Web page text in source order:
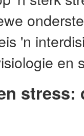
'n
en
stress: